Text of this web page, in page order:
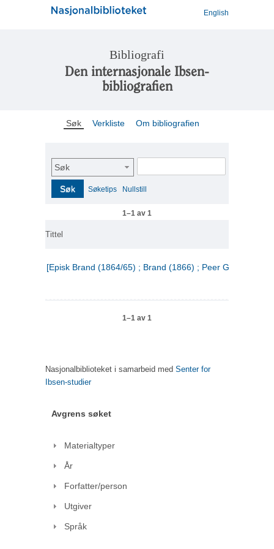
English
Bibliografi
Den internasjonale Ibsen-
bibliografien
Søk Verkliste Om bibliografien
Søk
Søk Søketips Nullstill
1–1 av 1
Tittel
[Episk Brand (1864/65) ; Brand (1866) ; Peer Gynt (1867)]
1–1 av 1
Nasjonalbiblioteket i samarbeid med Senter for
Ibsen-studier
Avgrens søket
Materialtyper
År
Forfatter/person
Utgiver
Språk